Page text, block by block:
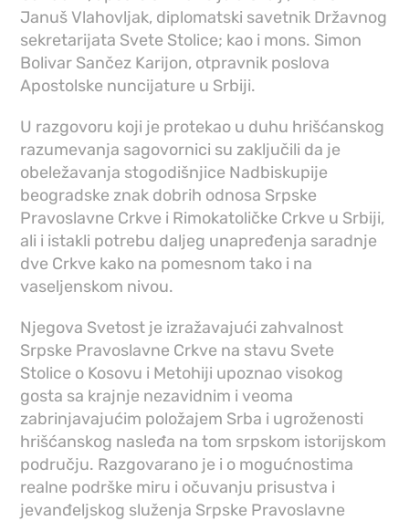
Januš Vlahovljak, diplomatski savetnik Državnog
sekretarijata Svete Stolice; kao i mons. Simon
Bolivar Sančez Karijon, otpravnik poslova
Apostolske nuncijature u Srbiji.
U razgovoru koji je protekao u duhu hrišćanskog
razumevanja sagovornici su zaključili da je
obeležavanja stogodišnjice Nadbiskupije
beogradske znak dobrih odnosa Srpske
Pravoslavne Crkve i Rimokatoličke Crkve u Srbiji,
ali i istakli potrebu daljeg unapređenja saradnje
dve Crkve kako na pomesnom tako i na
vaseljenskom nivou.
Njegova Svetost je izražavajući zahvalnost
Srpske Pravoslavne Crkve na stavu Svete
Stolice o Kosovu i Metohiji upoznao visokog
gosta sa krajnje nezavidnim i veoma
zabrinjavajućim položajem Srba i ugroženosti
hrišćanskog nasleđa na tom srpskom istorijskom
području. Razgovarano je i o mogućnostima
realne podrške miru i očuvanju prisustva i
jevanđeljskog služenja Srpske Pravoslavne